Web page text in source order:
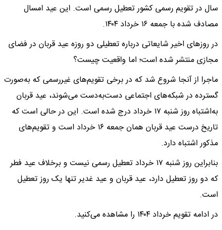
سال در تقویم رسمی کشور تعطیل رسمی است. این عید امسال
مصادف شده با جمعه ۱۶ خرداد ۱۴۰۴.
در روزهای اخیر شایعاتی درباره تعطیلی دو روزه عید قربان در فضای
مجازی منتشر شده است؛ اما واقعیت چیست؟
ماجرا از آنجا شروع شد که در برخی تقویم‌های غیررسمی که به‌صورت
گسترده در شبکه‌های اجتماعی دست‌به‌دست می‌شوند، عید قربان
به‌اشتباه روز شنبه ۱۷ خرداد درج شده است. این در حالی‌ است که
تاریخ درست عید قربان همان جمعه ۱۶ خرداد است و تقویم‌های
مذکور اشتباه دارد.
بنابراین روز شنبه ۱۷ خرداد تعطیل رسمی نیست و برخلاف عید فطر
که دو روز تعطیل دارد، عید قربان و عید غدیر تنها یک روز تعطیل
است.
در ادامه تقویم خرداد ۱۴۰۴ را مشاهده می‌کنید.